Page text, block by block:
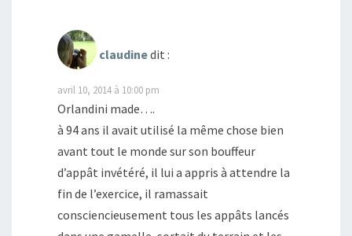
claudinedit :
avril 10, 2014 à 10:00 pm
Orlandini made….
à 94 ans il avait utilisé la même chose bien
avant tout le monde sur son bouffeur
d’appât invétéré, il lui a appris à attendre la
fin de l’exercice, il ramassait
consciencieusement tous les appâts lancés